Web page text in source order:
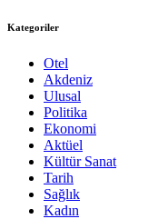
Kategoriler
Otel
Akdeniz
Ulusal
Politika
Ekonomi
Aktüel
Kültür Sanat
Tarih
Sağlık
Kadın